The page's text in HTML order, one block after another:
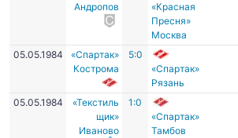
Андропов
«Красная
Пресня»
Москва
05.05.1984
«Спартак»
Кострома
5:0
«Спартак»
Рязань
05.05.1984
«Текстиль
щик»
Иваново
1:0
«Спартак»
Тамбов